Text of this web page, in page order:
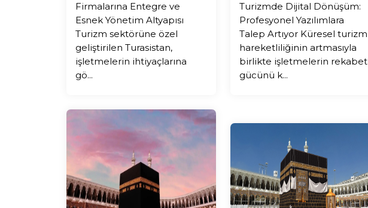
Firmalarına Entegre ve
Esnek Yönetim Altyapısı
Turizm sektörüne özel
geliştirilen Turasistan,
işletmelerin ihtiyaçlarına
gö...
Turizmde Dijital Dönüşüm:
Profesyonel Yazılımlara
Talep Artıyor Küresel turizm
hareketliliğinin artmasıyla
birlikte işletmelerin rekabet
gücünü k...